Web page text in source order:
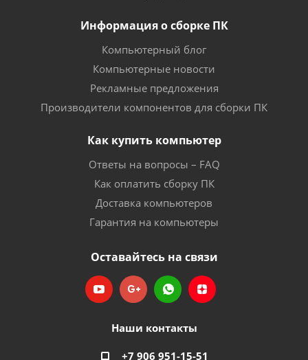
Информация о сборке ПК
Компьютерный блог
Компьютерные новости
Рекламные предложения
Производители компонентов для сборки ПК
Как купить компьютер
Ответы на вопросы – FAQ
Как оплатить сборку ПК
Доставка компьютеров
Гарантия на компьютеры
Оставайтесь на связи
Наши контакты
+7 906 951-15-51